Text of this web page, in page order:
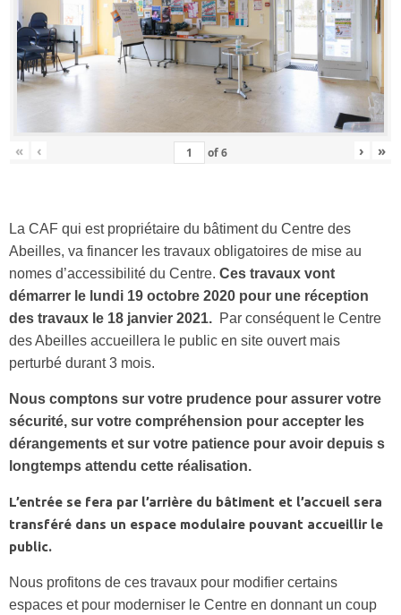
« ‹ of6 › »
La CAF qui est propriétaire du bâtiment du Centre des
Abeilles, va financer les travaux obligatoires de mise au
nomes d’accessibilité du Centre. Ces travaux vont
démarrer le lundi 19 octobre 2020 pour une réception
des travaux le 18 janvier 2021. Par conséquent le Centre
des Abeilles accueillera le public en site ouvert mais
perturbé durant 3 mois.
Nous comptons sur votre prudence pour assurer votre
sécurité, sur votre compréhension pour accepter les
dérangements et sur votre patience pour avoir depuis s
longtemps attendu cette réalisation.
L’entrée se fera par l’arrière du bâtiment et l’accueil sera
transféré dans un espace modulaire pouvant accueillir le
public.
Nous profitons de ces travaux pour modifier certains
espaces et pour moderniser le Centre en donnant un coup